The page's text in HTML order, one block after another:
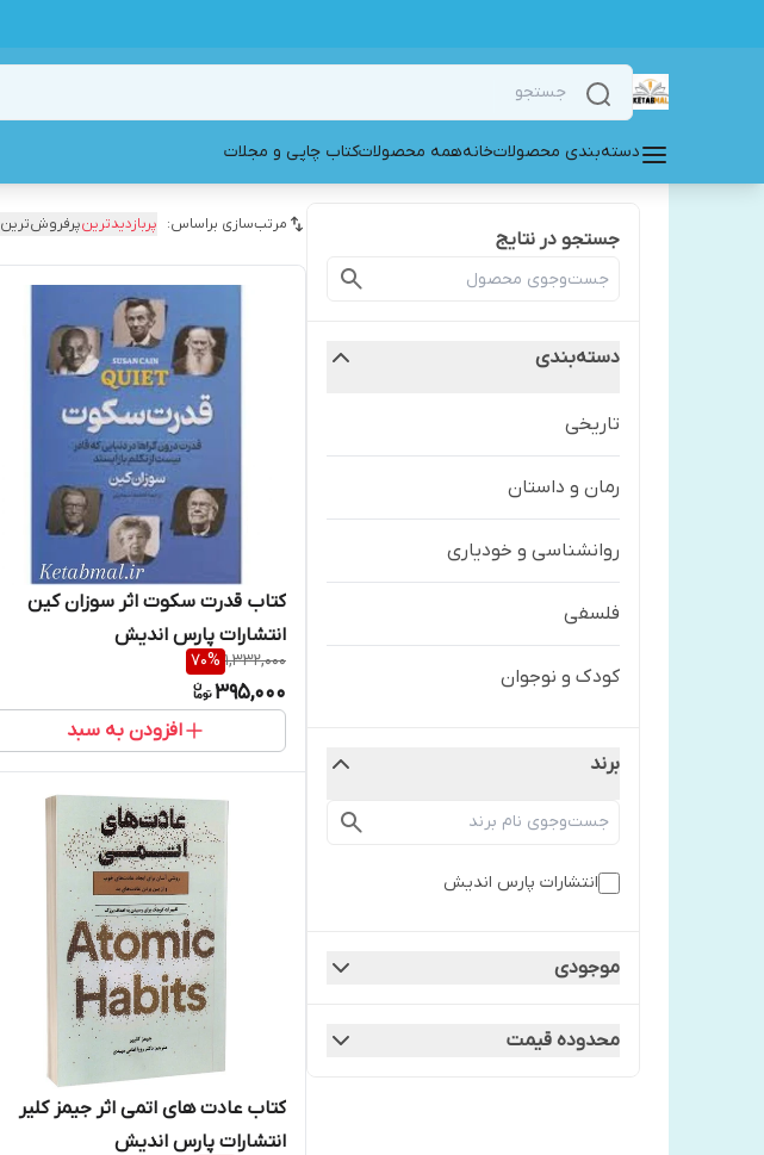
دسته‌بندی محصولاتخانههمه محصولاتکتاب چاپی و مجلات
جستجو در نتایج
دسته‌بندی
تاریخی
رمان و داستان
روانشناسی و خودیاری
فلسفی
کودک و نوجوان
برند
انتشارات پارس اندیش
موجودی
محدوده قیمت
مرتب‌سازی براساس: پربازدیدترینپرفروش‌ترین
کتاب قدرت سکوت اثر سوزان کین
انتشارات پارس اندیش
1,332,000
70%
395,000
افزودن به سبد
کتاب عادت های اتمی اثر جیمز کلیر
انتشارات پارس اندیش